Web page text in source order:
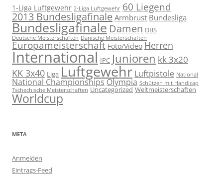
1-Liga Luftgewehr 2-Liga Luftgewehr 60 Liegend
2013 BundesligafinaleArmbrust Bundesliga
Bundesligafinale Damen DBS
Deutsche Meisterschaften Dänische Meisterschaften
Europameisterschaft Foto/Video Herren
International IPC Junioren kk 3x20
KK 3x40 Liga Luftgewehr Luftpistole National
National ChampionshipsOlympia Schützen mit Handicap
Tschechische Meisterschaften Uncategorized Weltmeisterschaften
Worldcup
META
Anmelden
Eintrags-Feed